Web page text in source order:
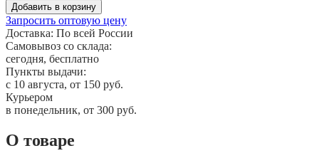
Добавить в корзину
Запросить оптовую цену
Доставка: По всей России
Самовывоз со склада:
сегодня, бесплатно
Пункты выдачи:
c 10 августа, от 150 руб.
Курьером
в понедельник, от 300 руб.
О товаре